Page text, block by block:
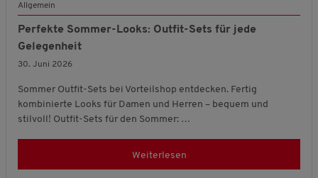
Allgemein
Perfekte Sommer-Looks: Outfit-Sets für jede
Gelegenheit
30. Juni 2026
Sommer Outfit-Sets bei Vorteilshop entdecken. Fertig
kombinierte Looks für Damen und Herren – bequem und
stilvoll! Outfit-Sets für den Sommer: …
Weiterlesen